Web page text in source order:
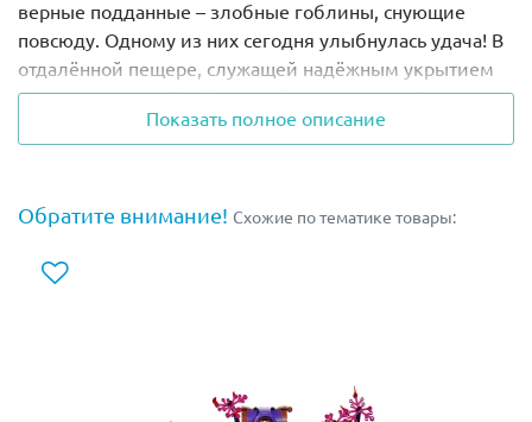
верные подданные – злобные гоблины, снующие
повсюду. Одному из них сегодня улыбнулась удача! В
отдалённой пещере, служащей надёжным укрытием
для медведицы Блубери и её медвежонка Блу, он
нашёл заветный кристалл.
Сначала необходимо заложить взрывчатку в
разрушив часть стены, открыть доступ к магическому
Показать полное описание
Обратите внимание! Схожие по тематике товары: